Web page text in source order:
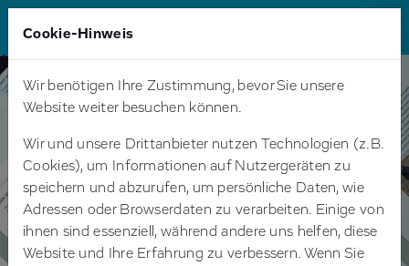
Cookie-Hinweis
Wir benötigen Ihre Zustimmung, bevor Sie unsere
Website weiter besuchen können.
Wir und unsere Drittanbieter nutzen Technologien (z.B.
Cookies), um Informationen auf Nutzergeräten zu
speichern und abzurufen, um persönliche Daten, wie
Adressen oder Browserdaten zu verarbeiten. Einige von
ihnen sind essenziell, während andere uns helfen, diese
Website und Ihre Erfahrung zu verbessern. Wenn Sie